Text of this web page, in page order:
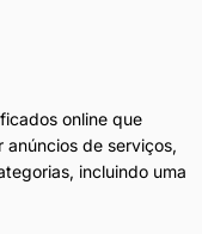
online que
anúncios de serviços,
incluindo uma